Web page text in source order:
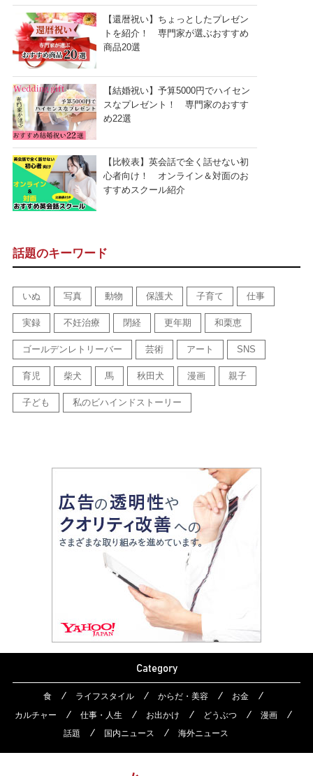
【還暦祝い】ちょっとしたプレゼン
トを紹介！ 専門家が選ぶおすすめ
商品20選
【結婚祝い】予算5000円でハイセン
スなプレゼント！ 専門家のおすす
め22選
【比較表】英会話で全く話せない初
心者向け！ オンライン＆対面のお
すすめスクール紹介
話題のキーワード
いぬ 写真 動物 保護犬 子育て 仕事
実録 不妊治療 閉経 更年期 和栗恵
ゴールデンレトリーバー 芸術 アート SNS
育児 柴犬 馬 秋田犬 漫画 親子
子ども 私のビハインドストーリー
Category
食 ライフスタイル からだ・美容
お金
カルチャー
仕事・人生 お出かけ どうぶつ
漫画
話題
国内ニュース 海外ニュース